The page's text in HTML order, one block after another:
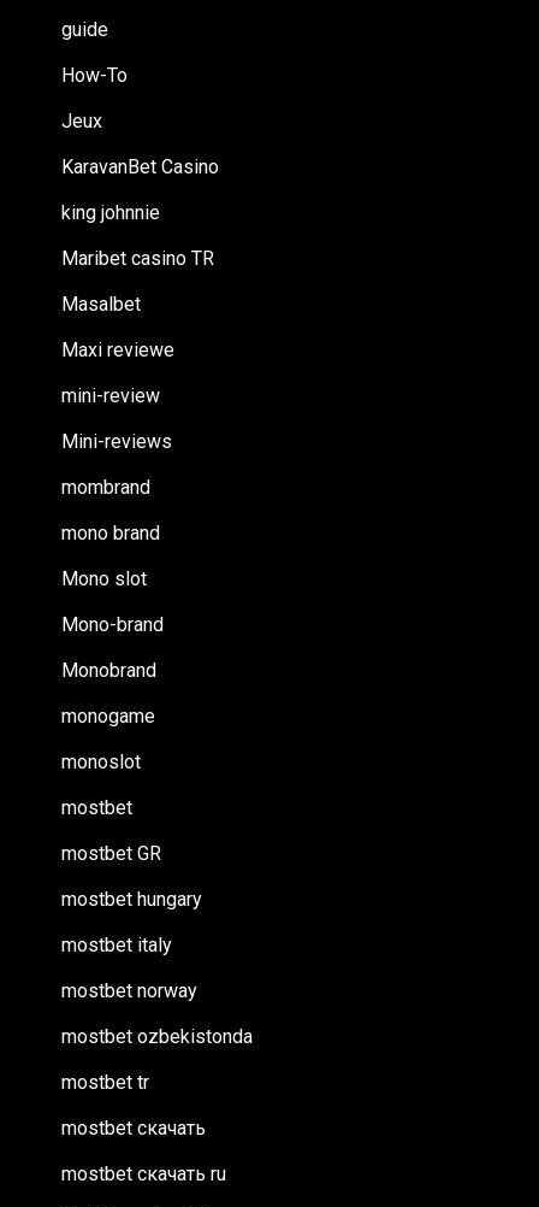
guide
How-To
Jeux
KaravanBet Casino
king johnnie
Maribet casino TR
Masalbet
Maxi reviewe
mini-review
Mini-reviews
mombrand
mono brand
Mono slot
Mono-brand
Monobrand
monogame
monoslot
mostbet
mostbet GR
mostbet hungary
mostbet italy
mostbet norway
mostbet ozbekistonda
mostbet tr
mostbet скачать
mostbet скачать ru